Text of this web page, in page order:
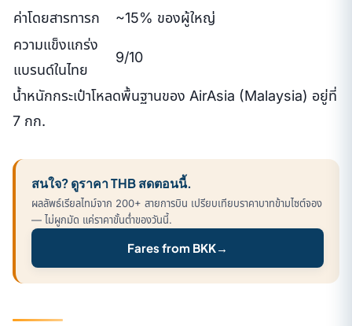
ค่าโดยสารทารก
~15% ของผู้ใหญ่
ความแข็งแกร่ง
แบรนด์ในไทย
9/10
น้ำหนักกระเป๋าโหลดพื้นฐานของ AirAsia (Malaysia) อยู่ที่
7 กก.
สนใจ? ดูราคา THB สดตอนนี้.
ผลลัพธ์เรียลไทม์จาก 200+ สายการบิน เปรียบเทียบราคาบาทข้ามไซต์จอง
— ไม่ผูกมัด แค่ราคาขั้นต่ำของวันนี้.
Fares from BKK→